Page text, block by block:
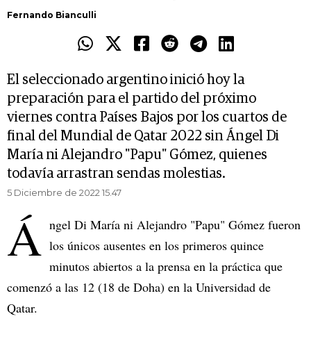
Fernando Bianculli
El seleccionado argentino inició hoy la
preparación para el partido del próximo
viernes contra Países Bajos por los cuartos de
final del Mundial de Qatar 2022 sin Ángel Di
María ni Alejandro "Papu" Gómez, quienes
todavía arrastran sendas molestias.
5 Diciembre de 2022 15.47
Á ngel Di María ni Alejandro "Papu" Gómez fueron
los únicos ausentes en los primeros quince
minutos abiertos a la prensa en la práctica que
comenzó a las 12 (18 de Doha) en la Universidad de
Qatar.